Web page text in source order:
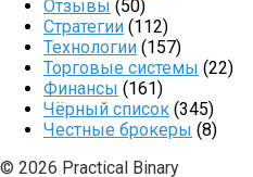
Отзывы (50)
Стратегии (112)
Технологии (157)
Торговые системы (22)
Финансы (161)
Чёрный список (345)
Честные брокеры (8)
© 2026 Practical Binary